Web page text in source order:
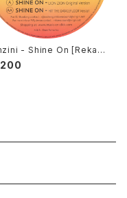
- Shine On [Rekaw
/ 2005]